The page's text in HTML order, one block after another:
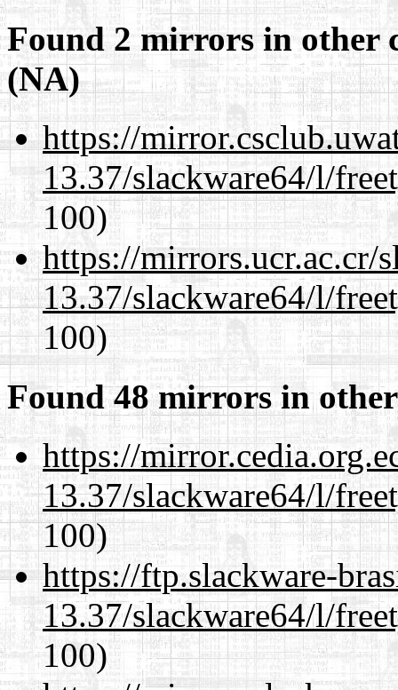
Found 2 mirrors in other
(NA)
https://
13.37/slackware64/l/
100)
https://mirrors.ucr.ac.cr/
13.37/slackware64/l/
100)
Found 48 mirrors in
https://
13.37/slackware64/l/
100)
https://ftp.slackware-
13.37/slackware64/l/
100)